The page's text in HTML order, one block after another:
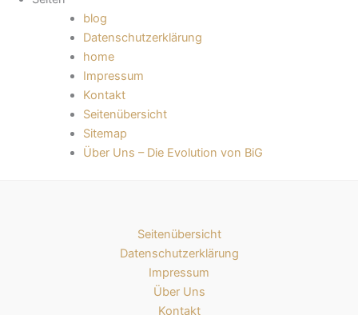
blog
Datenschutzerklärung
home
Impressum
Kontakt
Seitenübersicht
Sitemap
Über Uns – Die Evolution von BiG
Seitenübersicht
Datenschutzerklärung
Impressum
Über Uns
Kontakt